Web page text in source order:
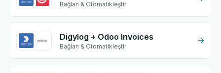
Bağlan & Otomatikleştir
Digylog + Odoo Invoices
Bağlan & Otomatikleştir